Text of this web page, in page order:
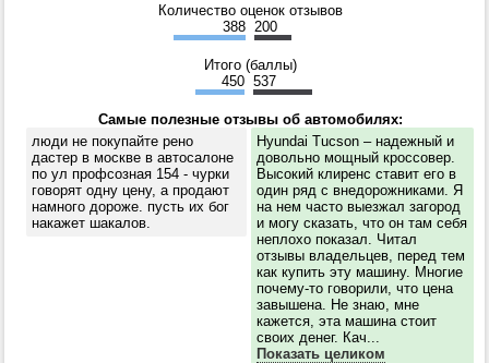
Количество оценок отзывов
388 200
Итого (баллы)
450 537
Самые полезные отзывы об автомобилях:
люди не покупайте рено
дастер в москве в автосалоне
по ул профсозная 154 - чурки
говорят одну цену, а продают
намного дороже. пусть их бог
накажет шакалов.
Hyundai Tucson – надежный и
довольно мощный кроссовер.
Высокий клиренс ставит его в
один ряд с внедорожниками. Я
на нем часто выезжал загород
и могу сказать, что он там себя
неплохо показал. Читал
отзывы владельцев, перед тем
как купить эту машину. Многие
почему-то говорили, что цена
завышена. Не знаю, мне
кажется, эта машина стоит
своих денег. Кач...
Показать целиком